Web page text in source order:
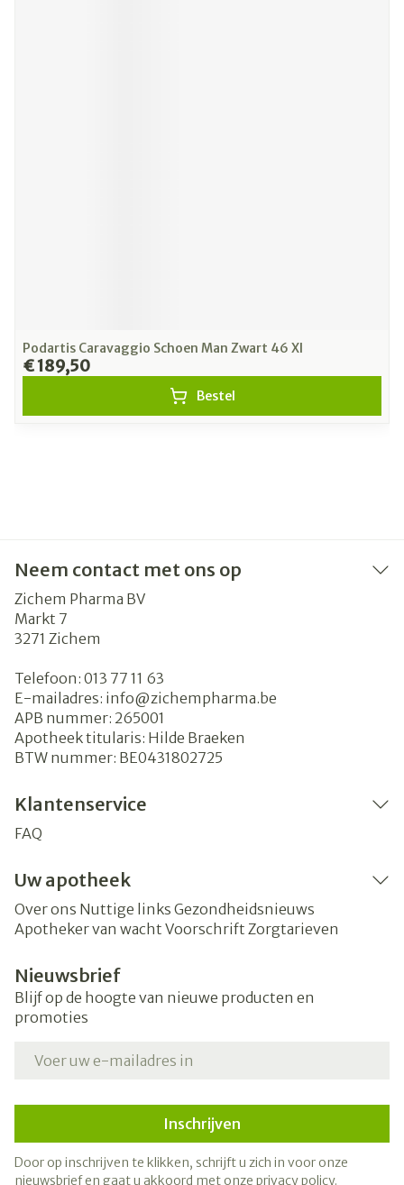
Podartis Caravaggio Schoen Man Zwart 46 Xl
€ 189,50
Bestel
Neem contact met ons op
Zichem Pharma BV
Markt 7
3271 Zichem
Telefoon: 013 77 11 63
E-mailadres: info@zichempharma.be
APB nummer: 265001
Apotheek titularis: Hilde Braeken
BTW nummer: BE0431802725
Klantenservice
FAQ
Uw apotheek
Over ons Nuttige links Gezondheidsnieuws
Apotheker van wacht Voorschrift Zorgtarieven
Nieuwsbrief
Blijf op de hoogte van nieuwe producten en
promoties
Inschrijven
Door op inschrijven te klikken, schrijft u zich in voor onze
nieuwsbrief en gaat u akkoord met onze privacy policy.